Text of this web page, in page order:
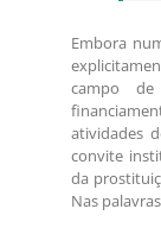
Embora
campo
atividades
convite
da
Nas